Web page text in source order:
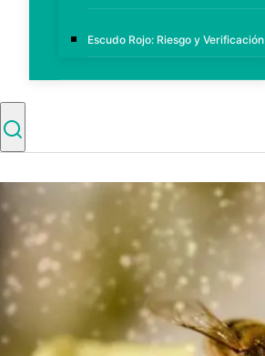
Escudo Rojo: Riesgo y Verificación